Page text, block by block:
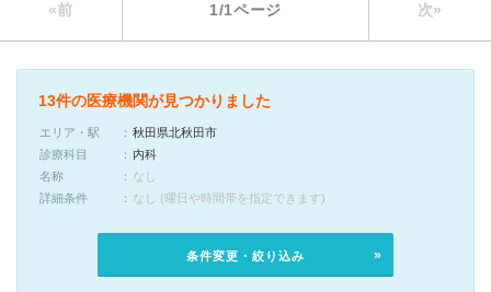
«前 1/1ページ 次»
13件の医療機関が見つかりました
エリア・駅
秋田県北秋田市
診療科目
内科
名称
なし
詳細条件
なし (曜日や時間帯を指定できます)
条件変更・絞り込み